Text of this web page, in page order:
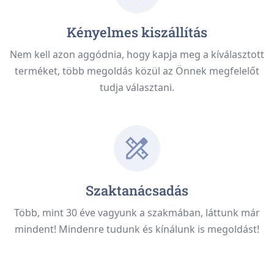
Kényelmes kiszállítás
Nem kell azon aggódnia, hogy kapja meg a kíválasztott
terméket, több megoldás közül az Önnek megfelelőt
tudja választani.
Szaktanácsadás
Több, mint 30 éve vagyunk a szakmában, láttunk már
mindent! Mindenre tudunk és kínálunk is megoldást!